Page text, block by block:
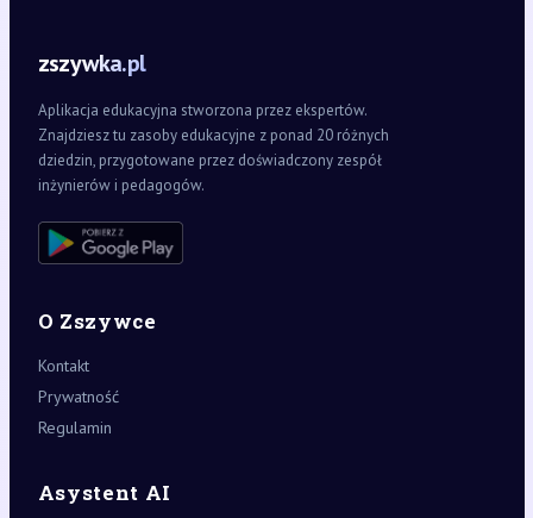
zszywka.pl
Aplikacja edukacyjna stworzona przez ekspertów.
Znajdziesz tu zasoby edukacyjne z ponad 20 różnych
dziedzin, przygotowane przez doświadczony zespół
inżynierów i pedagogów.
O Zszywce
Kontakt
Prywatność
Regulamin
Asystent AI